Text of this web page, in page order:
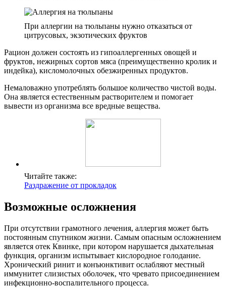
При аллергии на тюльпаны нужно отказаться от
цитрусовых, экзотических фруктов
Рацион должен состоять из гипоаллергенных овощей и
фруктов, нежирных сортов мяса (преимущественно кролик и
индейка), кисломолочных обезжиренных продуктов.
Немаловажно употреблять большое количество чистой воды.
Она является естественным растворителем и помогает
вывести из организма все вредные вещества.
Читайте также:
Раздражение от прокладок
Возможные осложнения
При отсутствии грамотного лечения, аллергия может быть
постоянным спутником жизни. Самым опасным осложнением
является отек Квинке, при котором нарушается дыхательная
функция, организм испытывает кислородное голодание.
Хронический ринит и конъюнктивит ослабляют местный
иммунитет слизистых оболочек, что чревато присоединением
инфекционно-воспалительного процесса.